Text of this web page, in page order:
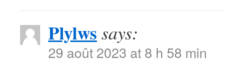
Plylws says:
29 août 2023 at 8 h 58 min